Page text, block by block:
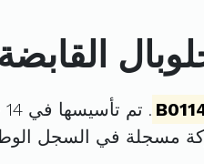
. تم تأسيسها في 14 جوان 2019 برأس مال قدره
مسجلة في السجل